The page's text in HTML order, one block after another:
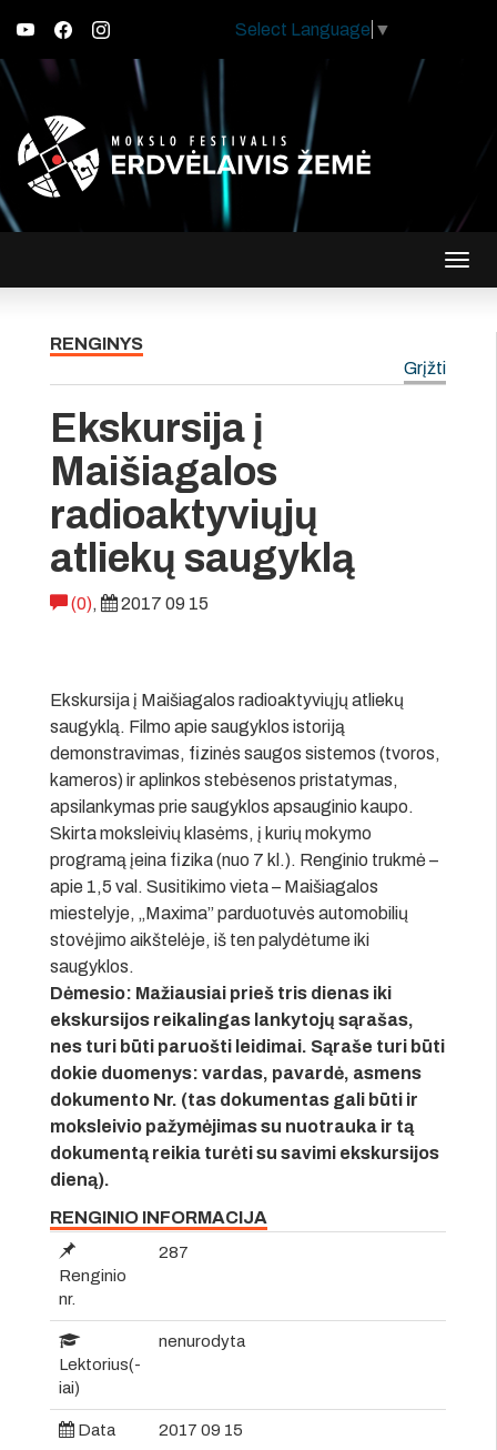
Select Language ▼
RENGINYS
Grįžti
Ekskursija į
Maišiagalos
radioaktyviųjų
atliekų saugyklą
(0), 2017 09 15
Ekskursija į Maišiagalos radioaktyviųjų atliekų
saugyklą. Filmo apie saugyklos istoriją
demonstravimas, fizinės saugos sistemos (tvoros,
kameros) ir aplinkos stebėsenos pristatymas,
apsilankymas prie saugyklos apsauginio kaupo.
Skirta moksleivių klasėms, į kurių mokymo
programą įeina fizika (nuo 7 kl.). Renginio trukmė –
apie 1,5 val. Susitikimo vieta – Maišiagalos
miestelyje, „Maxima” parduotuvės automobilių
stovėjimo aikštelėje, iš ten palydėtume iki
saugyklos.
Dėmesio: Mažiausiai prieš tris dienas iki
ekskursijos reikalingas lankytojų sąrašas,
nes turi būti paruošti leidimai. Sąraše turi būti
dokie duomenys: vardas, pavardė, asmens
dokumento Nr. (tas dokumentas gali būti ir
moksleivio pažymėjimas su nuotrauka ir tą
dokumentą reikia turėti su savimi ekskursijos
dieną).
RENGINIO INFORMACIJA
Renginio
nr.
287
Lektorius(-
iai)
nenurodyta
Data 2017 09 15